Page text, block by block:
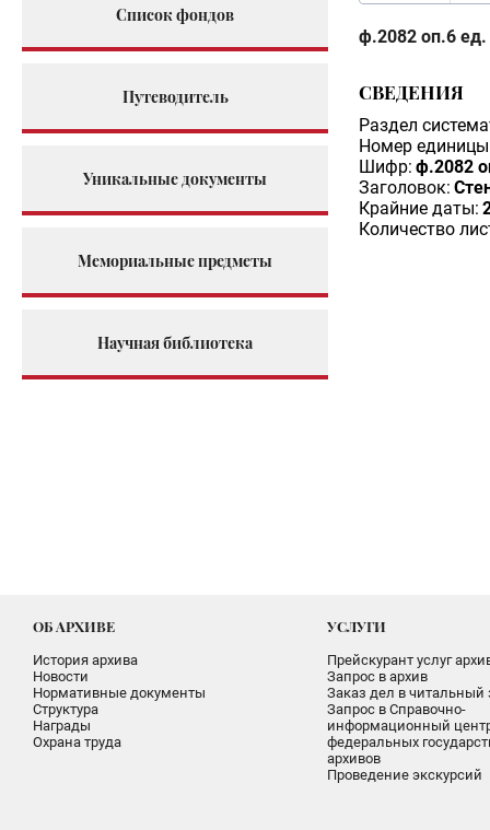
Список фондов
Путеводитель
Уникальные документы
Мемориальные предметы
Научная библиотека
ф.2082 оп.6 ед.
СВЕДЕНИЯ
Раздел
Номер единицы
Шифр: ф.2082
Заголовок:
Крайние даты:
Количество
ОБ АРХИВЕ
История архива
Новости
Нормативные документы
Структура
Награды
Охрана труда
УСЛУГИ
Прейскурант услуг
Запрос в архив
Заказ дел в читальный
Запрос в Справочно-
информационный
федеральных
архивов
Проведение экскурсий